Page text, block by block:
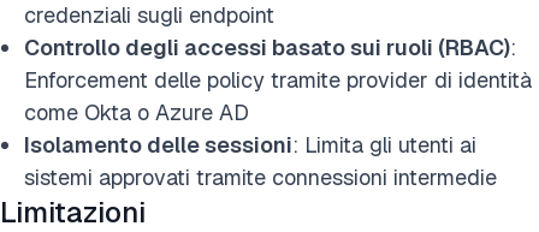
credenziali sugli endpoint
Controllo degli accessi basato sui ruoli (RBAC):
Enforcement delle policy tramite provider di identità
come Okta o Azure AD
Isolamento delle sessioni: Limita gli utenti ai
sistemi approvati tramite connessioni intermedie
Limitazioni